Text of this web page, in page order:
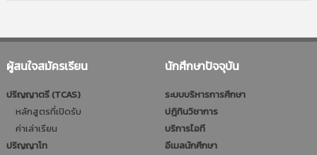
ผู้สนใจสมัครเรียน
ปริญญาตรี (TCAS)
หลักสูตรที่เปิดรับ
ค่าเล่าเรียน
ปริญญาโท
นักศึกษาปัจจุบัน
ระบบบริหารการศึกษา
ปฎิทินวิชาการ
บริการไอที
อีเมลนักศึกษา